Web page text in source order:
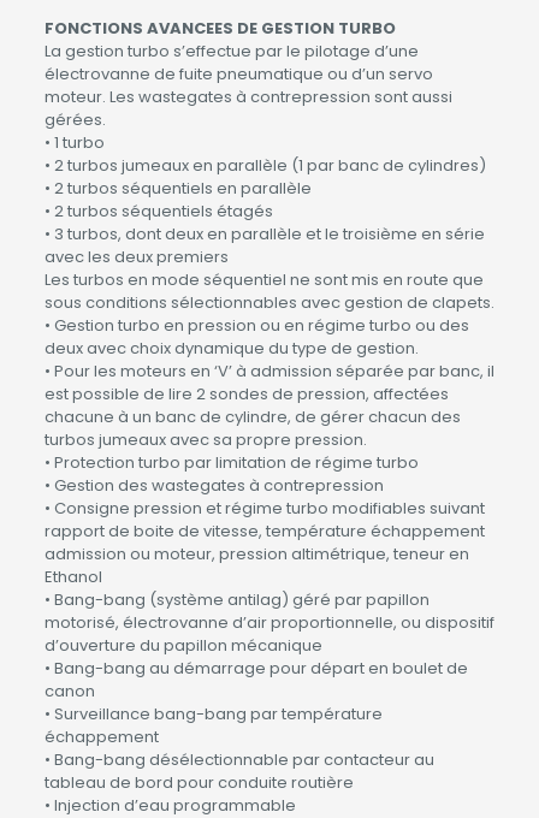
FONCTIONS AVANCEES DE GESTION TURBO
La gestion turbo s’effectue par le pilotage d’une
électrovanne de fuite pneumatique ou d’un servo
moteur. Les wastegates à contrepression sont aussi
gérées.
• 1 turbo
• 2 turbos jumeaux en parallèle (1 par banc de cylindres)
• 2 turbos séquentiels en parallèle
• 2 turbos séquentiels étagés
• 3 turbos, dont deux en parallèle et le troisième en série
avec les deux premiers
Les turbos en mode séquentiel ne sont mis en route que
sous conditions sélectionnables avec gestion de clapets.
• Gestion turbo en pression ou en régime turbo ou des
deux avec choix dynamique du type de gestion.
• Pour les moteurs en ‘V’ à admission séparée par banc, il
est possible de lire 2 sondes de pression, affectées
chacune à un banc de cylindre, de gérer chacun des
turbos jumeaux avec sa propre pression.
• Protection turbo par limitation de régime turbo
• Gestion des wastegates à contrepression
• Consigne pression et régime turbo modifiables suivant
rapport de boite de vitesse, température échappement
admission ou moteur, pression altimétrique, teneur en
Ethanol
• Bang-bang (système antilag) géré par papillon
motorisé, électrovanne d’air proportionnelle, ou dispositif
d’ouverture du papillon mécanique
• Bang-bang au démarrage pour départ en boulet de
canon
• Surveillance bang-bang par température
échappement
• Bang-bang désélectionnable par contacteur au
tableau de bord pour conduite routière
• Injection d’eau programmable